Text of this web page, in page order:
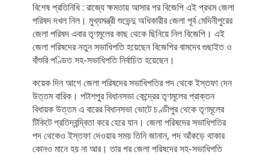
বিশেষ প্রতিনিধি : রাজ্যে ক্ষমতায় আসার পর বিজেপি এই প্রথম জেলা
পরিষদ দখল নিল। মুখ্যমন্ত্রী শুভেন্দু অধিকারীর জেলা পূর্ব মেদিনীপুরের
জেলা পরিষদ এবার তৃণমূলের কাছ থেকে ছিনিয়ে নিল বিজেপি। এই
জেলা পরিষদের নতুন সভাধিপতি হয়েছেন বিজেপির বামদেব গুছাইত ও
বাঁশুরি পণ্ডিত সহ-সভাধিপতি নির্বাচিত হয়েছেন।
কয়েক দিন আগে জেলা পরিষদের সভাধিপতির পদ থেকে ইস্তফা দেন
উত্তম বারিক। পটাশপুর বিধানসভা কেন্দ্রের তৃণমূলের প্রাক্তন
বিধায়ক উত্তম এ বারের বিধানসভা ভোটে চণ্ডীপুর থেকে তৃণমূলের
টিকিটে প্রতিদ্বন্দ্বিতা করে হেরে যান। জেলা পরিষদের সভাধিপতির
পদ থেকেও ইস্তফা দেওয়ার সময় তিনি জানান, পদ আঁকড়ে থাকার
কোনও মানে হয় না আর। তার পর জেলা পরিষদের সহ-সভাধিপতি